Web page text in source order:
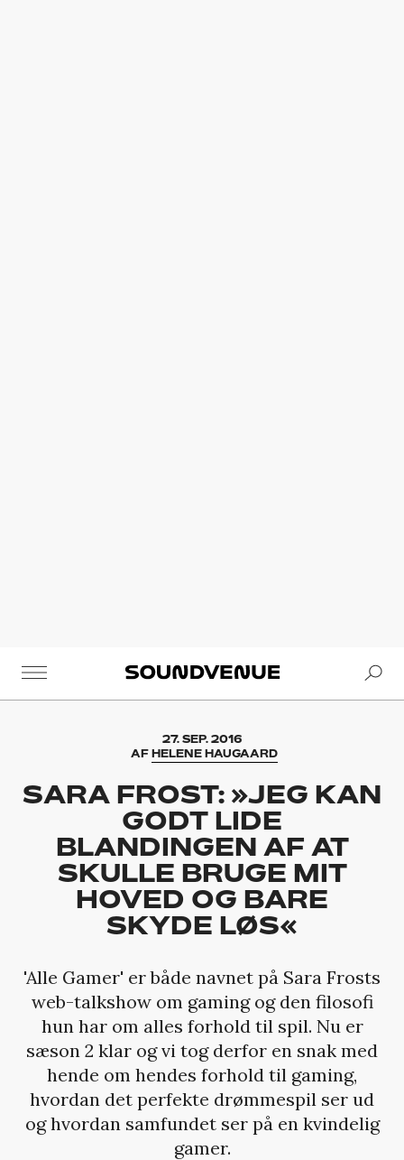
Soundvenue
27. SEP. 2016
AF HELENE HAUGAARD
SARA FROST: »JEG KAN
GODT LIDE
BLANDINGEN AF AT
SKULLE BRUGE MIT
HOVED OG BARE
SKYDE LØS«
'Alle Gamer' er både navnet på Sara Frosts
web-talkshow om gaming og den filosofi
hun har om alles forhold til spil. Nu er
sæson 2 klar og vi tog derfor en snak med
hende om hendes forhold til gaming,
hvordan det perfekte drømmespil ser ud
og hvordan samfundet ser på en kvindelig
gamer.